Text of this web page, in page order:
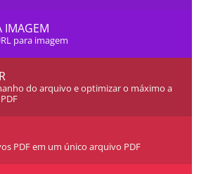
IMAGEM
para imagem
do arquivo e optimizar o máximo a
PDF em um único arquivo PDF